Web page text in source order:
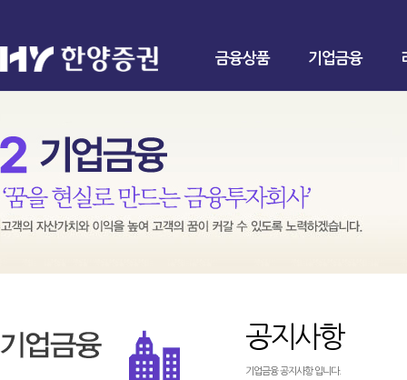
금융상품 기업금융
공지사항
기업금융 공지사항 입니다.